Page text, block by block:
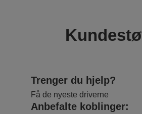
Trenger du hjelp?
Få de nyeste driverne
Anbefalte koblinger: